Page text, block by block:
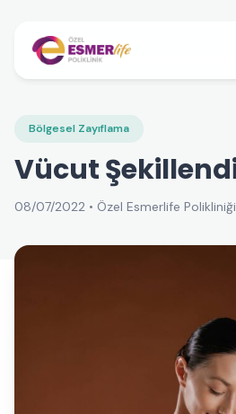
Bölgesel Zayıflama
Vücut
08/07/2022 • Özel Esmerlife Polikliniği